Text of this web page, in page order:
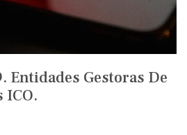
Entidades Gestoras De
ICO.